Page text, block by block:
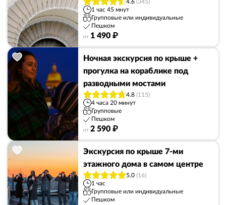
4.6 (345)
1 час 45 мнут
Групповые или индивидуальные
Пешком
от 1 490 ₽
Ночная экскурсия по крыше +
прогулка на кораблике под
разводными мостами
4.8 (115)
4 часа 20 минут
Групповые
Пешком
от 2 590 ₽
Экскурсия по крыше 7-ми
этажного дома в самом центре
5.0 (16)
1 час
Групповые или индивидуальные
Пешком